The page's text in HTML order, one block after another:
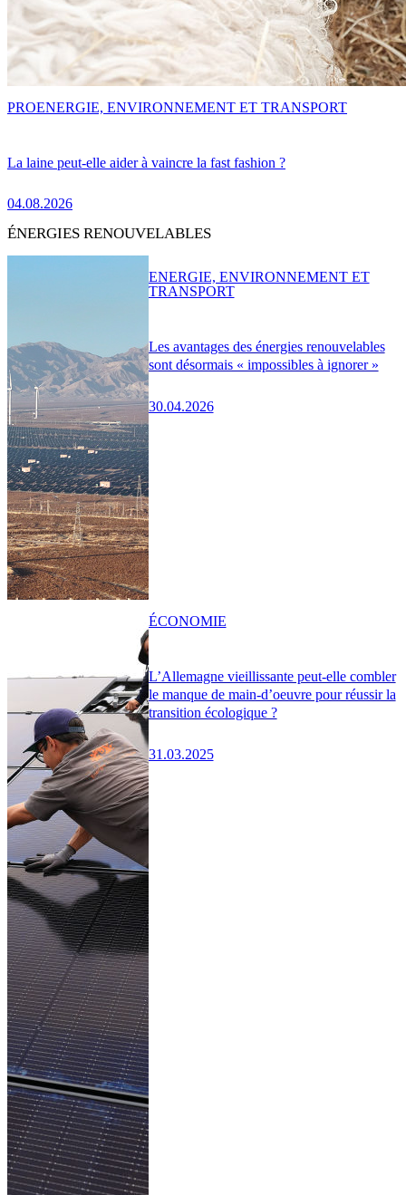
La laine peut-elle aider à vaincre la fast fashion ?
04.08.2026
PROENERGIE, ENVIRONNEMENT ET TRANSPORT
ÉNERGIES RENOUVELABLES
Les avantages des énergies renouvelables
sont désormais « impossibles à ignorer »
30.04.2026
ENERGIE, ENVIRONNEMENT ET
TRANSPORT
L’Allemagne vieillissante peut-elle combler
le manque de main-d’oeuvre pour réussir la
transition écologique ?
31.03.2025
ÉCONOMIE